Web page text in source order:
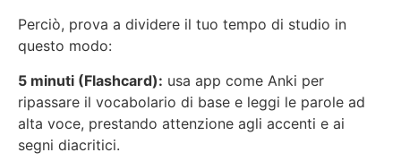
Perciò, prova a dividere il tuo tempo di studio in
questo modo:
5 minuti (Flashcard): usa app come Anki per
ripassare il vocabolario di base e leggi le parole ad
alta voce, prestando attenzione agli accenti e ai
segni diacritici.